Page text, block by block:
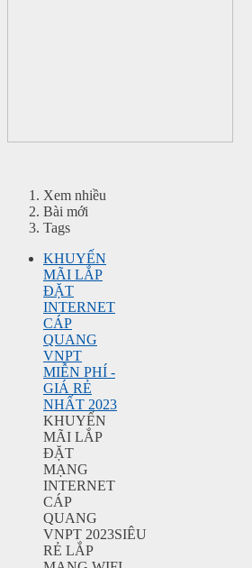
Xem nhiều
Bài mới
Tags
KHUYẾN
MÃI LẮP
ĐẶT
INTERNET
CÁP
QUANG
VNPT
MIỄN PHÍ -
GIÁ RẺ
NHẤT 2023
KHUYẾN
MÃI LẮP
ĐẶT
MẠNG
INTERNET
CÁP
QUANG
VNPT 2023SIÊU
RẺ LẮP